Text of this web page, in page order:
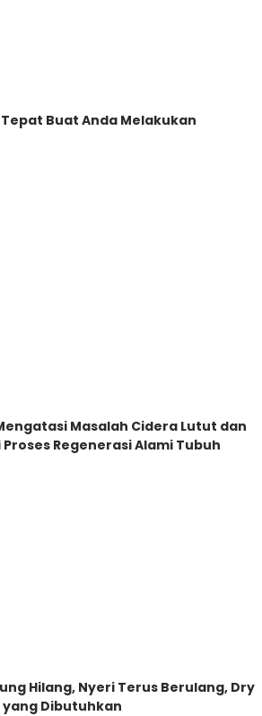
Buat Anda Melakukan
Masalah Cidera Lutut dan
Regenerasi Alami Tubuh
Hilang, Nyeri Terus Berulang, Dry
yang Dibutuhkan